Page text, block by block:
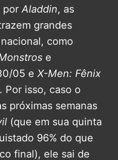
porAladdin, as
grandes
como
e
05 e X-Men: Fênix
Por isso, caso o
próximas semanas
(que em sua quinta
96% do que
final), ele sai de